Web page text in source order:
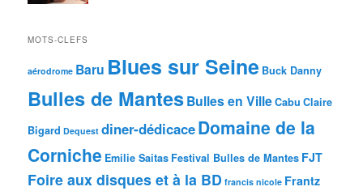
MOTS-CLEFS
aérodrome Baru Blues sur Seine Buck Danny
Bulles de MantesBulles en VilleCabu Claire
Bigard Dequest diner-dédicaceDomaine de la
Corniche Emilie Saitas Festival Bulles de Mantes FJT
Foire aux disques et à la BD francis nicole Frantz